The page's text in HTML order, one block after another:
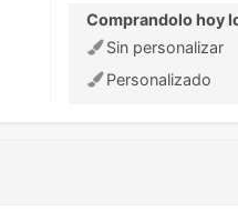
Comprandolo hoy
Sin personalizar
Personalizado